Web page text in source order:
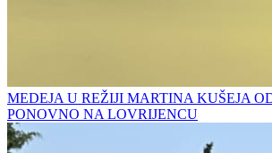
MEDEJA U REŽIJI MARTINA KUŠEJA
PONOVNO NA LOVRIJENCU